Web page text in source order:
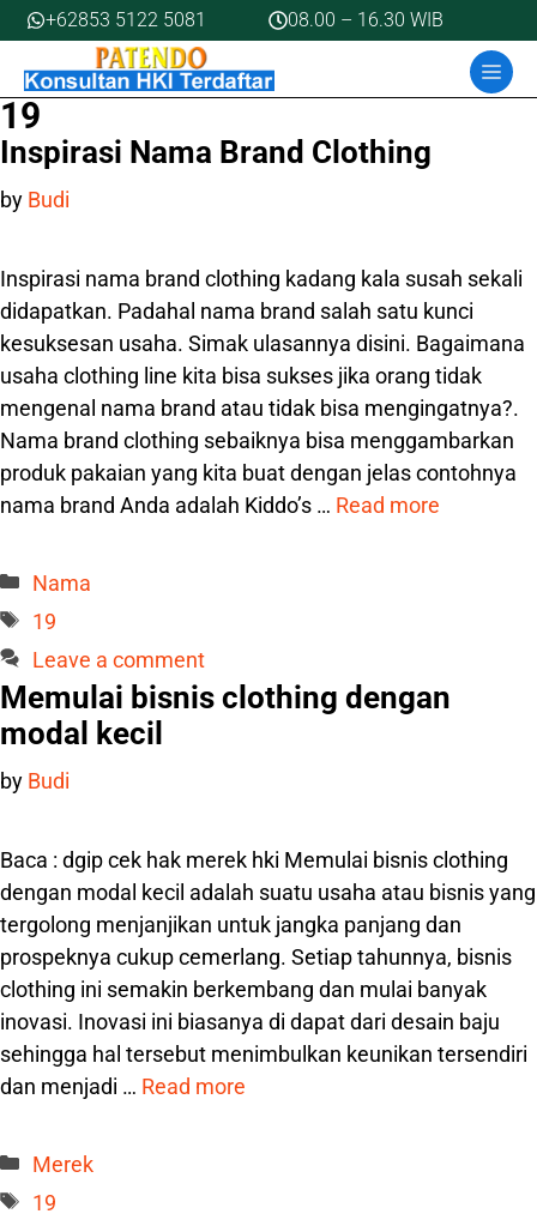
Skip
to
content
+62853 5122 5081 08.00 – 16.30 WIB
19
Inspirasi Nama Brand Clothing
by Budi
Inspirasi nama brand clothing kadang kala susah sekali
didapatkan. Padahal nama brand salah satu kunci
kesuksesan usaha. Simak ulasannya disini. Bagaimana
usaha clothing line kita bisa sukses jika orang tidak
mengenal nama brand atau tidak bisa mengingatnya?.
Nama brand clothing sebaiknya bisa menggambarkan
produk pakaian yang kita buat dengan jelas contohnya
nama brand Anda adalah Kiddo’s … Read more
Categories
Nama
Tags
19
Leave a comment
Memulai bisnis clothing dengan
modal kecil
by Budi
Baca : dgip cek hak merek hki Memulai bisnis clothing
dengan modal kecil adalah suatu usaha atau bisnis yang
tergolong menjanjikan untuk jangka panjang dan
prospeknya cukup cemerlang. Setiap tahunnya, bisnis
clothing ini semakin berkembang dan mulai banyak
inovasi. Inovasi ini biasanya di dapat dari desain baju
sehingga hal tersebut menimbulkan keunikan tersendiri
dan menjadi … Read more
Categories
Merek
Tags
19